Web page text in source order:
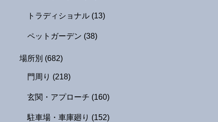
トラディショナル (13)
ペットガーデン (38)
場所別 (682)
門周り (218)
玄関・アプローチ (160)
駐車場・車庫廻り (152)